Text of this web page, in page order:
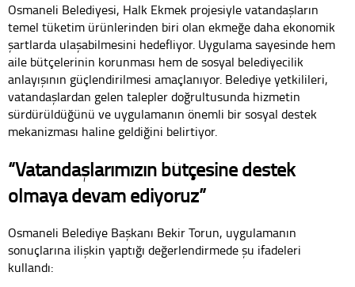
Osmaneli Belediyesi, Halk Ekmek projesiyle vatandaşların
temel tüketim ürünlerinden biri olan ekmeğe daha ekonomik
şartlarda ulaşabilmesini hedefliyor. Uygulama sayesinde hem
aile bütçelerinin korunması hem de sosyal belediyecilik
anlayışının güçlendirilmesi amaçlanıyor. Belediye yetkilileri,
vatandaşlardan gelen talepler doğrultusunda hizmetin
sürdürüldüğünü ve uygulamanın önemli bir sosyal destek
mekanizması haline geldiğini belirtiyor.
“Vatandaşlarımızın bütçesine destek
olmaya devam ediyoruz”
Osmaneli Belediye Başkanı Bekir Torun, uygulamanın
sonuçlarına ilişkin yaptığı değerlendirmede şu ifadeleri
kullandı: